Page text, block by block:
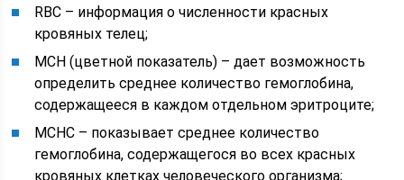
RBC – информация о численности красных
кровяных телец;
MCH (цветной показатель) – дает возможность
определить среднее количество гемоглобина,
содержащееся в каждом отдельном эритроците;
MCHC – показывает среднее количество
гемоглобина, содержащегося во всех красных
кровяных клетках человеческого организма;